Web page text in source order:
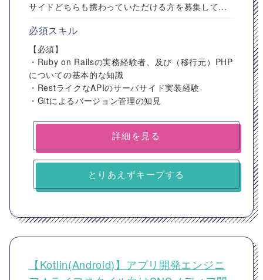
サイドどちらも携わっていただける方を募集して...
必須スキル
【必須】
・Ruby on Railsの実務経験者、及び（移行元）PHP
についての基本的な知識
・RestライクなAPIのサーバサイド実装経験
・Gitによるバージョン管理の知見
詳細を見る
とりあえずキープする
【Kotlin(Android)】アプリ開発エンジニ